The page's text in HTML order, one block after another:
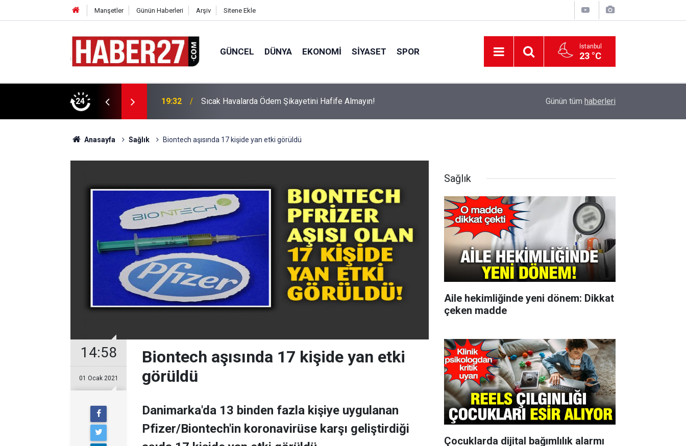
Manşetler Günün Haberleri Arşiv Sitene Ekle
GÜNCEL DÜNYA EKONOMI SIYASET SPOR İstanbul
23 °C
24 19:32 Sıcak Havalarda Ödem Şikayetini Hafife Almayın! İzmir 112’de Kan Donduran İddialar!
Günün tüm haberleri
Anasayfa Sağlık Biontech aşısında 17 kişide yan etki görüldü
14:58
01 Ocak 2021
Biontech aşısında 17 kişide yan etki
görüldü
Danimarka'da 13 binden fazla kişiye uygulanan
Pfizer/Biontech'in koronavirüse karşı geliştirdiği
Sağlık
Aile hekimliğinde yeni dönem: Dikkat
çeken madde
Çocuklarda dijital bağımlılık alarmı